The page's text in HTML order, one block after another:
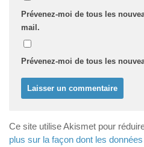
Prévenez-moi de tous les
mail.
Prévenez-moi de tous les
Ce site utilise Akismet pour
plus sur la façon dont les